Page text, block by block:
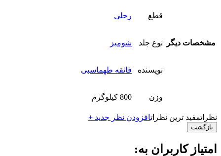
مشخصات دیگر
قطع رحلی
نوع جلد شومیز
نویسنده فائقه طهماسبی
وزن 800 کیلوگرم
نظراتمفید ترین نظراتافزودن نظر جدید +
بازگشت
امتیاز کاربران به: